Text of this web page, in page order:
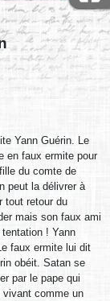
Yann Guérin. Le
en faux ermite pour
du comte de
peut la délivrer à
tout retour du
mais son faux ami
tentation ! Yann
faux ermite lui dit
obéit. Satan se
par le pape qui
vivant comme un